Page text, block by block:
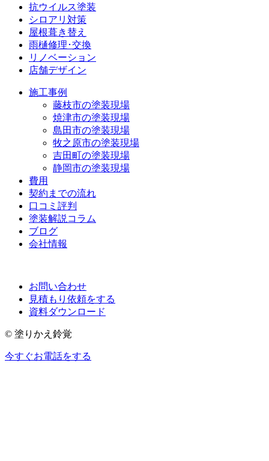
抗ウイルス塗装
シロアリ対策
屋根葺き替え
雨樋修理･交換
リノベーション
店舗デザイン
施工事例
藤枝市の塗装現場
焼津市の塗装現場
島田市の塗装現場
牧之原市の塗装現場
吉田町の塗装現場
静岡市の塗装現場
費用
契約までの流れ
口コミ評判
塗装解説コラム
ブログ
会社情報
お問い合わせ
見積もり依頼をする
資料ダウンロード
© 塗りかえ鈴覚
今すぐお電話をする